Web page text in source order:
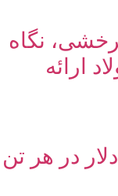
نگاه
ارائه
از ۱۴هزار دلار در هر تن